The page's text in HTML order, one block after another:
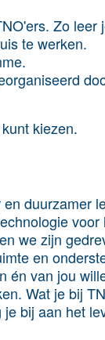
Zo leer
te werken.
kiezen.
duurzamer
we zijn
en
én van jou
Wat je bij
bij aan het